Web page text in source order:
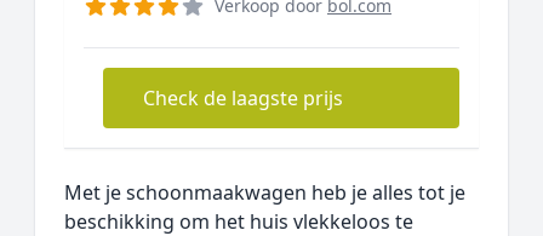
Verkoop door bol.com
Check de laagste prijs
Met je schoonmaakwagen heb je alles tot je
beschikking om het huis vlekkeloos te